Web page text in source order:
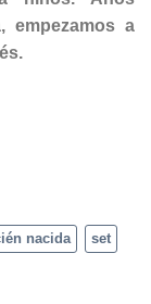
empezamos a
nacida set